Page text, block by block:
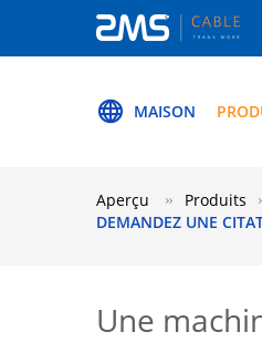
MAISON
DEMANDEZ UNE
Aperçu Produits
Une